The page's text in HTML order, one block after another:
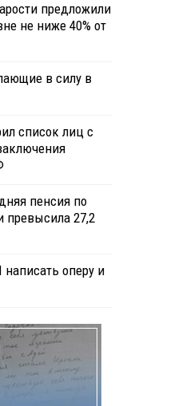
предложили
не ниже 40% от
в силу в
список лиц с
пенсия по
превысила 27,2
оперу и